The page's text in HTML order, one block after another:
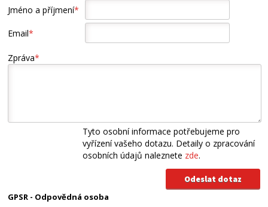
Jméno a příjmení*
Email*
Zpráva*
Tyto osobní informace potřebujeme pro
vyřízení vašeho dotazu. Detaily o zpracování
osobních údajů naleznete zde.
GPSR - Odpovědná osoba